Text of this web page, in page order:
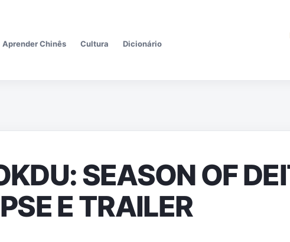
Aprender Chinês Cultura Dicionário
SEASON OF
E TRAILER